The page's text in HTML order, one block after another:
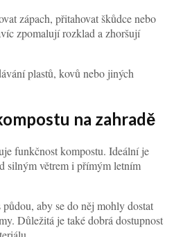
zápach, přitahovat škůdce nebo
zpomalují rozklad a zhoršují
plastů, kovů nebo jiných
na zahradě
funkčnost kompostu. Ideální je
silným větrem i přímým letním
aby se do něj mohly dostat
Důležitá je také dobrá dostupnost